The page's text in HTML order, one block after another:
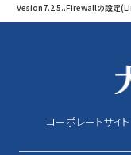
Vesion7.2 5..Firewallの設定
コーポレートサイト